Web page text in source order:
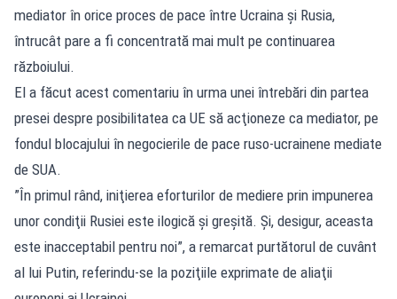
mediator în orice proces de pace între Ucraina şi Rusia,
întrucât pare a fi concentrată mai mult pe continuarea
războiului.
El a făcut acest comentariu în urma unei întrebări din partea
presei despre posibilitatea ca UE să acţioneze ca mediator, pe
fondul blocajului în negocierile de pace ruso-ucrainene mediate
de SUA.
”În primul rând, iniţierea eforturilor de mediere prin impunerea
unor condiţii Rusiei este ilogică şi greşită. Şi, desigur, aceasta
este inacceptabil pentru noi”, a remarcat purtătorul de cuvânt
al lui Putin, referindu-se la poziţiile exprimate de aliaţii